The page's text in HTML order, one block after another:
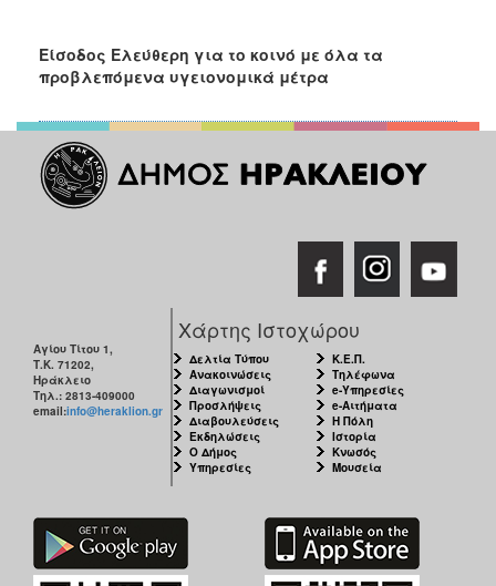
Είσοδος Ελεύθερη για το κοινό με όλα τα
προβλεπόμενα υγειονομικά μέτρα
Αγίου Τίτου 1,
Τ.Κ. 71202,
Ηράκλειο
Τηλ.: 2813-409000
email:info@heraklion.gr
Χάρτης Ιστοχώρου
Δελτία Τύπου
Ανακοινώσεις
Διαγωνισμοί
Προσλήψεις
Διαβουλεύσεις
Εκδηλώσεις
Ο Δήμος
Υπηρεσίες
Κ.Ε.Π.
Τηλέφωνα
e-Υπηρεσίες
e-Αιτήματα
Η Πόλη
Ιστορία
Κνωσός
Μουσεία